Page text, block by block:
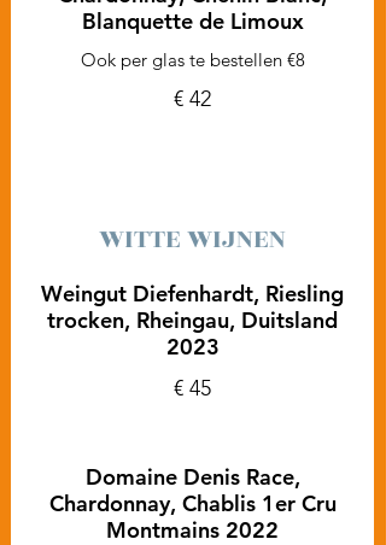
Blanquette de Limoux
Ook per glas te bestellen €8
€ 42
WITTE WIJNEN
Weingut Diefenhardt, Riesling
trocken, Rheingau, Duitsland
2023
€ 45
Domaine Denis Race,
Chardonnay, Chablis 1er Cru
Montmains 2022